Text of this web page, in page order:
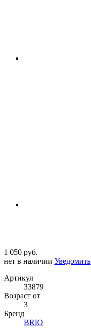
1 050 руб.
нет в наличии Уведомить
Артикул
33879
Возраст от
3
Бренд
BRIO